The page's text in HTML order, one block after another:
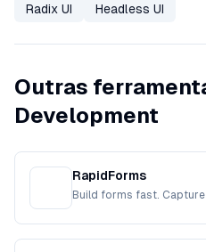
Radix UI
Headless UI
Outras
Development
RapidForms
Build forms fast.